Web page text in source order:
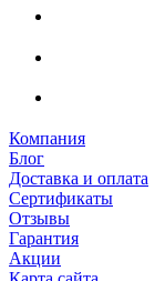
Компания
Блог
Доставка и оплата
Сертификаты
Отзывы
Гарантия
Акции